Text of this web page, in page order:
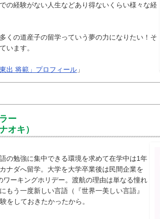
の経験がない人生などあり得ないくらい様々な経
くの道産子の留学っていう夢の力になりたい！そ
います。
出 将範」プロフィール 」
ー
キ）
の勉強に集中できる環境を求めて在学中は1年
ナダへ留学。大学を大学卒業後は民間企業を
ーキングホリデー。渡航の理由は単なる憧れ
もう一度新しい言語（『世界一美しい言語』
をしておきたかったから。